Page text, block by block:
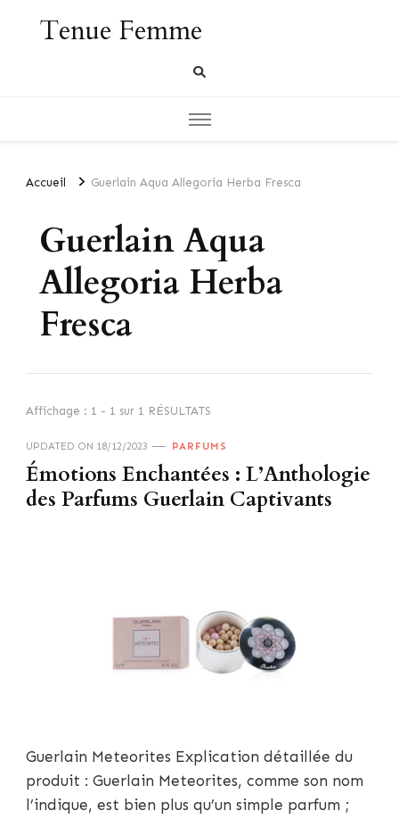
Tenue Femme
Accueil Guerlain Aqua Allegoria Herba Fresca
Guerlain Aqua
Allegoria Herba
Fresca
Affichage : 1 - 1 sur 1 RÉSULTATS
UPDATED ON 18/12/2023 PARFUMS
Émotions Enchantées : L’Anthologie
des Parfums Guerlain Captivants
Guerlain Meteorites Explication détaillée du
produit : Guerlain Meteorites, comme son nom
l’indique, est bien plus qu’un simple parfum ;